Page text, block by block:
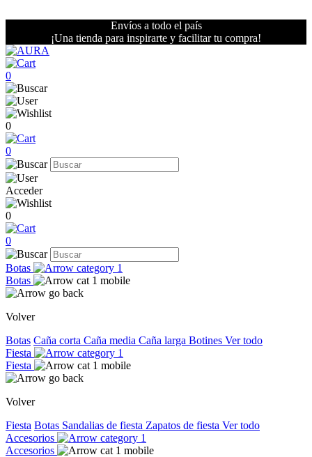
Envíos a todo el país
¡Una tienda para inspirarte y facilitar tu compra!
0
0
0
Acceder
0
0
Botas
Botas
Volver
Botas Caña corta Caña media Caña larga Botines Ver todo
Fiesta
Fiesta
Volver
Fiesta Botas Sandalias de fiesta Zapatos de fiesta Ver todo
Accesorios
Accesorios